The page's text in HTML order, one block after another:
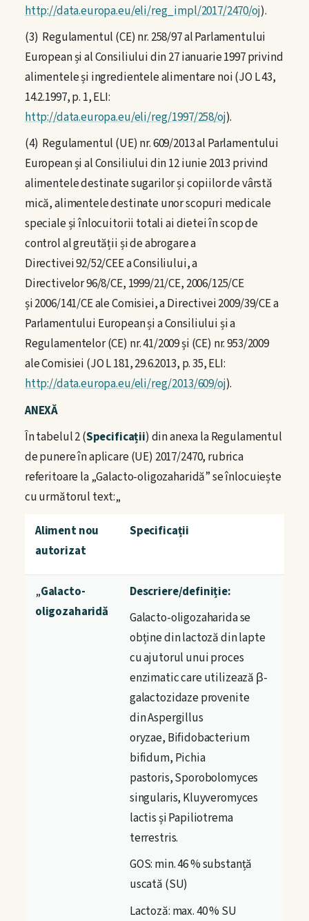
http://data.europa.eu/eli/reg_impl/2017/2470/oj).
(3) Regulamentul (CE) nr. 258/97 al Parlamentului
European și al Consiliului din 27 ianuarie 1997 privind
alimentele și ingredientele alimentare noi (JO L 43,
14.2.1997, p. 1, ELI:
http://data.europa.eu/eli/reg/1997/258/oj).
(4) Regulamentul (UE) nr. 609/2013 al Parlamentului
European și al Consiliului din 12 iunie 2013 privind
alimentele destinate sugarilor și copiilor de vârstă
mică, alimentele destinate unor scopuri medicale
speciale și înlocuitorii totali ai dietei în scop de
control al greutății și de abrogare a
Directivei 92/52/CEE a Consiliului, a
Directivelor 96/8/CE, 1999/21/CE, 2006/125/CE
și 2006/141/CE ale Comisiei, a Directivei 2009/39/CE a
Parlamentului European și a Consiliului și a
Regulamentelor (CE) nr. 41/2009 și (CE) nr. 953/2009
ale Comisiei (JO L 181, 29.6.2013, p. 35, ELI:
http://data.europa.eu/eli/reg/2013/609/oj).
ANEXĂ
În tabelul 2 (Specificații) din anexa la Regulamentul
de punere în aplicare (UE) 2017/2470, rubrica
referitoare la „Galacto-oligozaharidă” se înlocuiește
cu următorul text:„
Aliment nou
autorizat
Specificații
„Galacto-
oligozaharidă
Descriere/definiție:
Galacto-oligozaharida se
obține din lactoză din lapte
cu ajutorul unui proces
enzimatic care utilizează β-
galactozidaze provenite
dinAspergillus
oryzae, Bifidobacterium
bifidum, Pichia
pastoris,Sporobolomyces
singularis, Kluyveromyces
lactisșiPapiliotrema
terrestris.
GOS: min. 46 % substanță
uscată (SU)
Lactoză: max. 40 % SU